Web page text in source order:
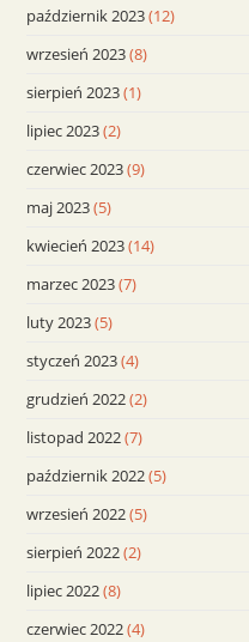
październik 2023(12)
wrzesień 2023(8)
sierpień 2023(1)
lipiec 2023(2)
czerwiec 2023(9)
maj 2023(5)
kwiecień 2023(14)
marzec 2023(7)
luty 2023(5)
styczeń 2023(4)
grudzień 2022(2)
listopad 2022(7)
październik 2022(5)
wrzesień 2022(5)
sierpień 2022(2)
lipiec 2022(8)
czerwiec 2022(4)